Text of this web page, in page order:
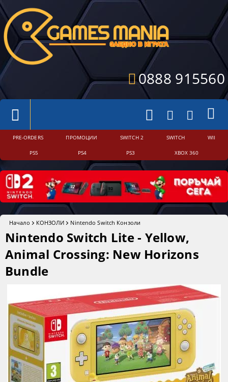
0888 915560
PRE-ORDERS ПРОМОЦИИ SWITCH 2 SWITCH WII
PS5 PS4 PS3 XBOX 360
Начало КОНЗОЛИ Nintendo Switch Конзоли
Nintendo Switch Lite - Yellow,
Animal Crossing: New Horizons
Bundle